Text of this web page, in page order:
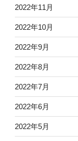
2022年11月
2022年10月
2022年9月
2022年8月
2022年7月
2022年6月
2022年5月